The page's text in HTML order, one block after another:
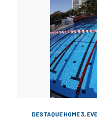
DESTAQUE HOME 3,